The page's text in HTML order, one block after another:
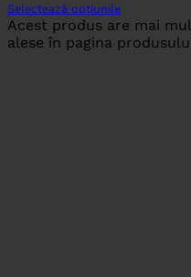
Selectează opțiunile
Acest produs are mai
alese în pagina